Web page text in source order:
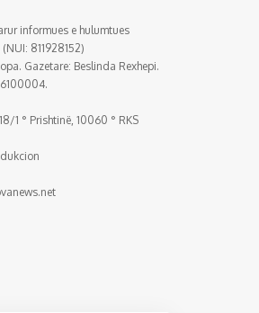
informues e hulumtues
811928152)
Gazetare: Beslinda Rexhepi.
1 ° Prishtinë, 10060 ° RKS